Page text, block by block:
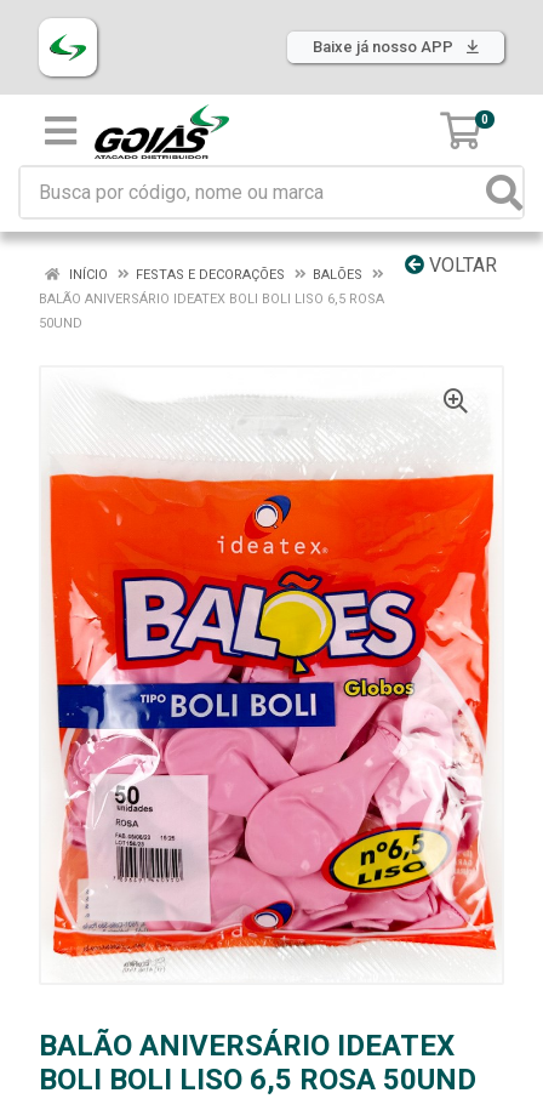
Baixe já nosso APP
0
VOLTAR
INÍCIO FESTAS E DECORAÇÕES
BALÕES
BALÃO ANIVERSÁRIO IDEATEX BOLI BOLI LISO 6,5 ROSA
50UND
BALÃO ANIVERSÁRIO IDEATEX
BOLI BOLI LISO 6,5 ROSA 50UND